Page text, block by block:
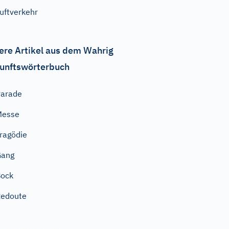
Artikel aus dem Wahrig